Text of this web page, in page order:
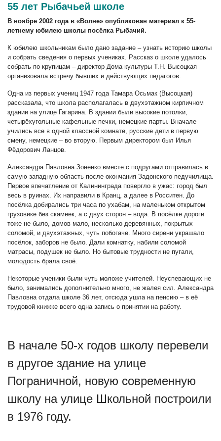
55 лет Рыбачьей школе
В ноябре 2002 года в «Волне» опубликован материал к 55-
летнему юбилею школы посёлка Рыбачий.
К юбилею школьникам было дано задание – узнать историю школы
и собрать сведения о первых учениках. Рассказ о школе удалось
собрать по крупицам – директор Дома культуры Т.Н. Высоцкая
организовала встречу бывших и действующих педагогов.
Одна из первых учениц 1947 года Тамара Осьмак (Высоцкая)
рассказала, что школа располагалась в двухэтажном кирпичном
здании на улице Гагарина. В здании были высокие потолки,
четырёхугольные кафельные печки, немецкие парты. Вначале
учились все в одной классной комнате, русские дети в первую
смену, немецкие – во вторую. Первым директором был Илья
Фёдорович Ланцов.
Александра Павловна Зоненко вместе с подругами отправилась в
самую западную область после окончания Задонского педучилища.
Первое впечатление от Калининграда повергло в ужас: город был
весь в руинах. Их направили в Кранц, а далее в Росситен. До
посёлка добирались три часа по ухабам, на маленьком открытом
грузовике без скамеек, а с двух сторон – вода. В посёлке дороги
тоже не было, домов мало, несколько деревянных, покрытых
соломой, и двухэтажных, чуть побогаче. Много сирени украшало
посёлок, заборов не было. Дали комнатку, набили соломой
матрасы, подушек не было. Но бытовые трудности не пугали,
молодость брала своё.
Некоторые ученики были чуть моложе учителей. Неуспевающих не
было, занимались дополнительно много, не жалея сил. Александра
Павловна отдала школе 36 лет, отсюда ушла на пенсию – в её
трудовой книжке всего одна запись о принятии на работу.
В начале 50-х годов школу перевели
в другое здание на улице
Пограничной, новую современную
школу на улице Школьной построили
в 1976 году.